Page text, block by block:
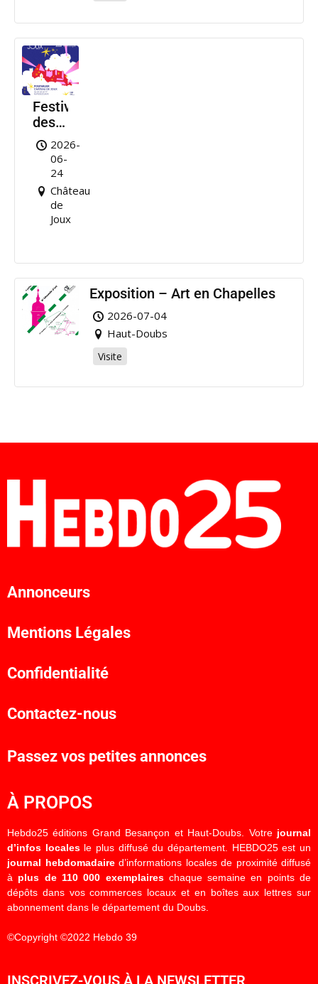
Festival
des
Nuits
de
Joux
2026-
06-
24
Château
de
Joux
Exposition – Art en Chapelles
2026-07-04
Haut-Doubs
Visite
Annonceurs
Mentions Légales
Confidentialité
Contactez-nous
Passez vos petites annonces
À PROPOS
Hebdo25 éditions Grand Besançon et Haut-Doubs. Votre journal
d’infos localesle plus diffusé du département. HEBDO25 est un
journal hebdomadaired’informations locales de proximité diffusé
à plus de 110 000 exemplaireschaque semaine en points de
dépôts dans vos commerces locaux et en boîtes aux lettres sur
abonnement dans le département du Doubs.
©Copyright ©2022 Hebdo 39